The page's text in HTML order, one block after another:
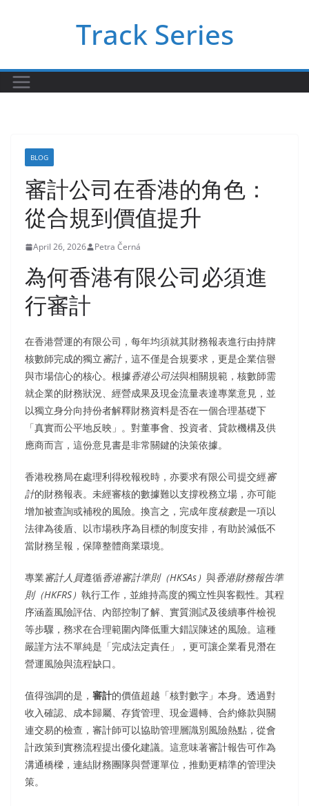
Track Series
BLOG
審計公司在香港的角色：
從合規到價值提升
April 26, 2026 Petra Černá
為何香港有限公司必須進
行審計
在香港營運的有限公司，每年均須就其財務報表進行由持牌
核數師完成的獨立審計，這不僅是合規要求，更是企業信譽
與市場信心的核心。根據香港公司法與相關規範，核數師需
就企業的財務狀況、經營成果及現金流量表達專業意見，並
以獨立身分向持份者解釋財務資料是否在一個合理基礎下
「真實而公平地反映」。對董事會、投資者、貸款機構及供
應商而言，這份意見書是非常關鍵的決策依據。
香港稅務局在處理利得稅報稅時，亦要求有限公司提交經審
計的財務報表。未經審核的數據難以支撐稅務立場，亦可能
增加被查詢或補稅的風險。換言之，完成年度核數是一項以
法律為後盾、以市場秩序為目標的制度安排，有助於減低不
當財務呈報，保障整體商業環境。
專業審計人員遵循香港審計準則（HKSAs） 與香港財務報告準
則（HKFRS） 執行工作，並維持高度的獨立性與客觀性。其程
序涵蓋風險評估、內部控制了解、實質測試及後續事件檢視
等步驟，務求在合理範圍內降低重大錯誤陳述的風險。這種
嚴謹方法不單純是「完成法定責任」，更可讓企業看見潛在
營運風險與流程缺口。
值得強調的是， 審計的價值超越「核對數字」本身。透過對
收入確認、成本歸屬、存貨管理、現金週轉、合約條款與關
連交易的檢查，審計師可以協助管理層識別風險熱點，從會
計政策到實務流程提出優化建議。這意味著審計報告可作為
溝通橋樑，連結財務團隊與營運單位，推動更精準的管理決
策。